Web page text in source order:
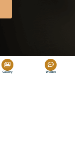
Gallery Wishes